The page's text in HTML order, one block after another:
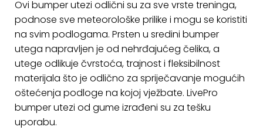
ruksaci
Igre
Razonoda
Odjeća
Ovi bumper utezi odlični su za sve vrste treninga,
podnose sve meteorološke prilike i mogu se koristiti
na svim podlogama. Prsten u sredini bumper
utega napravljen je od nehrđajućeg čelika, a
utege odlikuje čvrstoća, trajnost i fleksibilnost
materijala što je odlično za spriječavanje mogućih
oštećenja podloge na kojoj vježbate. LivePro
bumper utezi od gume izrađeni su za tešku
uporabu.